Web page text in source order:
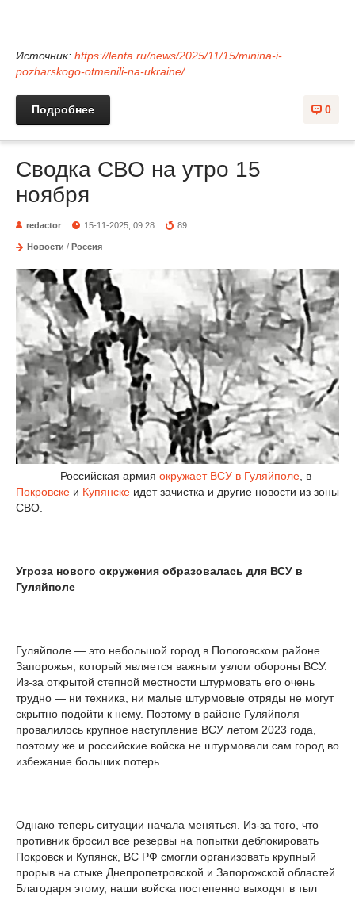
Источник: https://lenta.ru/news/2025/11/15/minina-i-
pozharskogo-otmenili-na-ukraine/
0
Подробнее
Сводка СВО на утро 15
ноября
redactor 15-11-2025, 09:28 89
Новости / Россия
Российская армия окружает ВСУ в Гуляйполе , в
Покровске и Купянске идет зачистка и другие новости из зоны
СВО.
Угроза нового окружения образовалась для ВСУ в
Гуляйполе
Гуляйполе — это небольшой город в Пологовском районе
Запорожья, который является важным узлом обороны ВСУ.
Из-за открытой степной местности штурмовать его очень
трудно — ни техника, ни малые штурмовые отряды не могут
скрытно подойти к нему. Поэтому в районе Гуляйполя
провалилось крупное наступление ВСУ летом 2023 года,
поэтому же и российские войска не штурмовали сам город во
избежание больших потерь.
Однако теперь ситуации начала меняться. Из-за того, что
противник бросил все резервы на попытки деблокировать
Покровск и Купянск, ВС РФ смогли организовать крупный
прорыв на стыке Днепропетровской и Запорожской областей.
Благодаря этому, наши войска постепенно выходят в тыл